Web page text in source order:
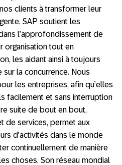
clients à transformer leur
SAP soutient les
l’approfondissement de
organisation tout en
les aidant ainsi à toujours
sur la concurrence. Nous
les entreprises, afin qu’elles
facilement et sans interruption
suite de bout en bout,
de services, permet aux
d’activités dans le monde
continuellement de manière
choses. Son réseau mondial